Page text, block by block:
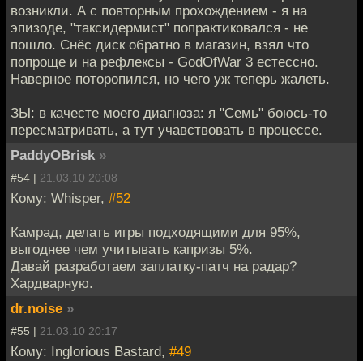
возникли. А с повторным прохождением - я на
эпизоде, "таксидермист" попрактиковался - не
пошло. Снёс диск обратно в магазин, взял что
попроще и на рефлексы - GodOfWar 3 естессно.
Наверное поторопился, но чего уж теперь жалеть.
ЗЫ: в качесте моего диагноза: я "Семь" боюсь-то
пересматривать, а тут учавствовать в процессе.
PaddyOBrisk »
#54 | 21.03.10 20:08
Кому: Whisper, #52
Камрад, делать игры подходящими для 95%,
выгоднее чем учитывать капризы 5%.
Давай разработаем заплатку-патч на радар?
Хардварную.
dr.noise »
#55 | 21.03.10 20:17
Кому: Inglorious Bastard, #49